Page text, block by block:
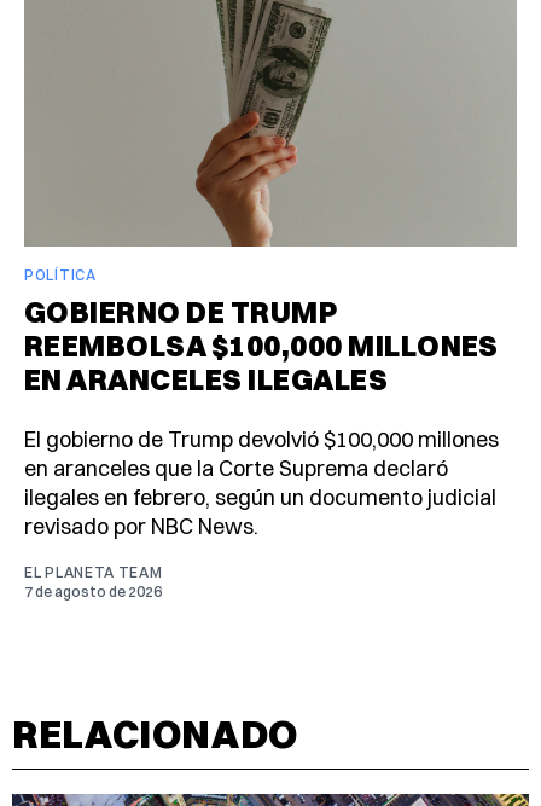
POLÍTICA
GOBIERNO DE TRUMP
REEMBOLSA $100,000 MILLONES
EN ARANCELES ILEGALES
El gobierno de Trump devolvió $100,000 millones
en aranceles que la Corte Suprema declaró
ilegales en febrero, según un documento judicial
revisado por NBC News.
EL PLANETA TEAM
7 de agosto de 2026
RELACIONADO